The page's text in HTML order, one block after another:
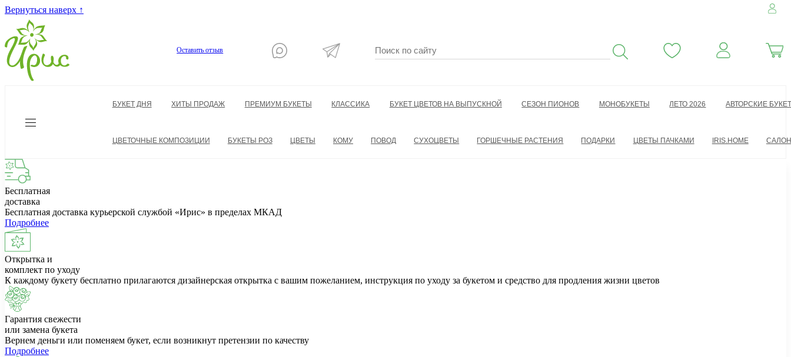
Вернуться наверх ↑
Оставить отзыв
БУКЕТ ДНЯ ХИТЫ ПРОДАЖ ПРЕМИУМ БУКЕТЫ КЛАССИКА БУКЕТ ЦВЕТОВ НА ВЫПУСКНОЙ СЕЗОН ПИОНОВ МОНОБУКЕТЫ ЛЕТО 2026 АВТОРСКИЕ
ЦВЕТОЧНЫЕ КОМПОЗИЦИИ БУКЕТЫ РОЗ ЦВЕТЫ КОМУ ПОВОД СУХОЦВЕТЫ ГОРШЕЧНЫЕ РАСТЕНИЯ ПОДАРКИ ЦВЕТЫ ПАЧКАМИ IRIS.HOME
Бесплатная
доставка
Бесплатная доставка курьерской службой «Ирис» в пределах МКАД
Подробнее
Открытка и
комплект по уходу
К каждому букету бесплатно прилагаются дизайнерская открытка с вашим пожеланием, инструкция по уходу за букетом и средство для продления жизни цветов
Гарантия свежести
или замена букета
Вернем деньги или поменяем букет, если возникнут претензии по качеству
Подробнее